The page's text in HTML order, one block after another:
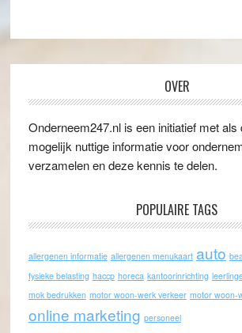
OVER
Onderneem247.nl is een initiatief met als
mogelijk nuttige informatie voor
verzamelen en deze kennis te delen.
POPULAIRE TAGS
allergenen informatie allergenen menukaart auto
fysieke belasting haccp horeca kantoorinrichting
mok bedrukken motor woon-werk verkeer motor woon-
online marketing personeel